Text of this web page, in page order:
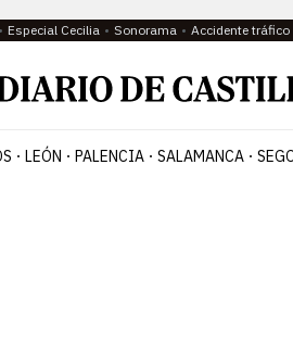
Especial Cecilia Sonorama Accidente tráfico
LEÓN PALENCIA SALAMANCA